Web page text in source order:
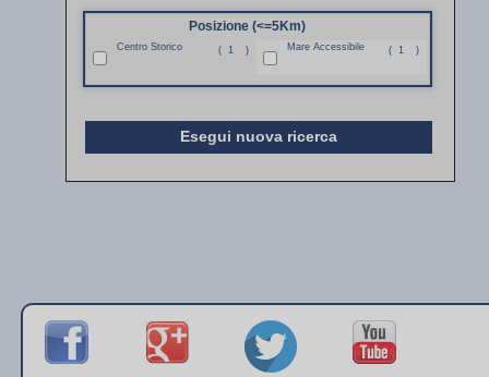
Posizione (<=5Km)
Centro Storico ( 1 ) Mare Accessibile ( 1 )
Esegui nuova ricerca